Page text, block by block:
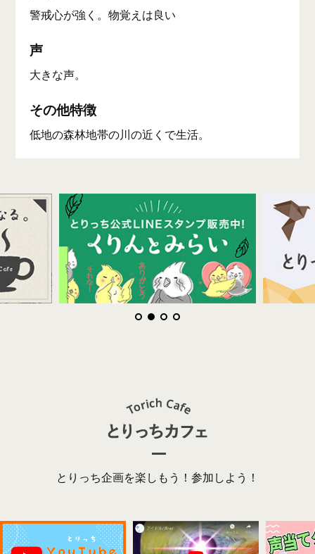
警戒心が強く。物覚えは良い
声
大きな声。
その他特徴
低地の森林地帯の川の近くで生活。
とりっち企画を楽しもう！参加しよう！